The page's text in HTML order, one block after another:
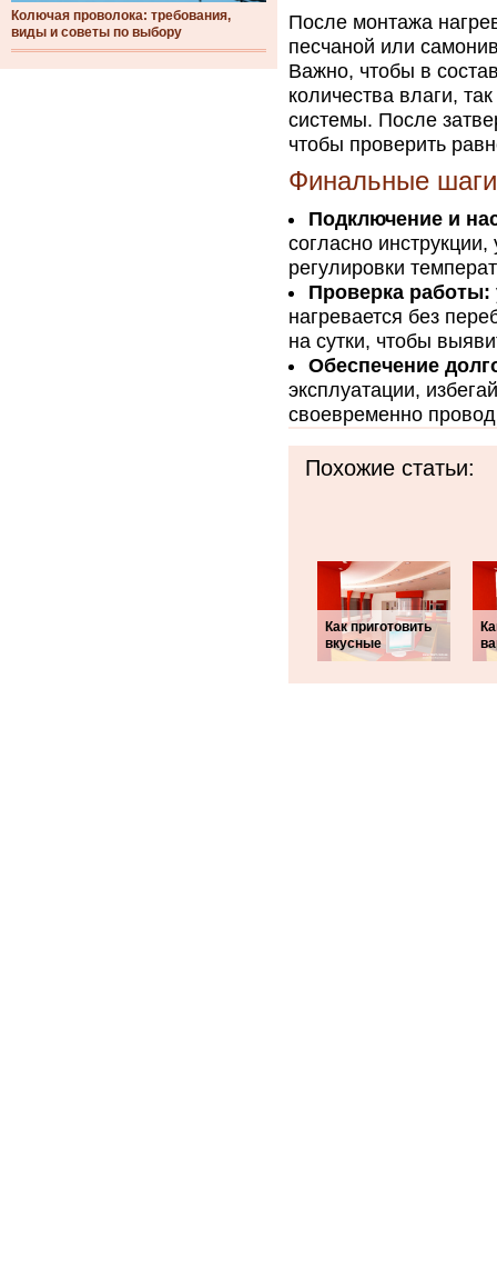
Колючая проволока: требования,
виды и советы по выбору
После монтажа
песчаной или
Важно, чтобы в
количества влаги,
системы. После
чтобы проверить
Финальные шаги
Подключение и
согласно
регулировки
Проверка работы:
нагревается без
на сутки, чтобы
Обеспечение
эксплуатации,
своевременно
Похожие статьи:
Как приготовить
вкусные